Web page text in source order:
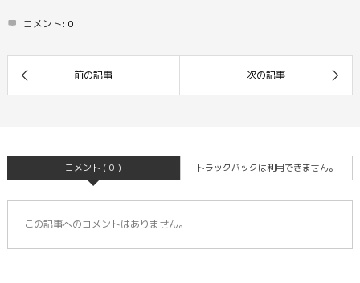
コメント: 0
コメント ( 0 ) トラックバックは利用できません。
この記事へのコメントはありません。